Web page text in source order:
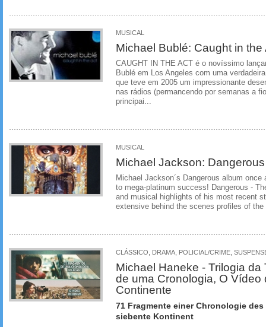
MUSICAL
Michael Bublé: Caught in the
CAUGHT IN THE ACT é o novíssimo
Bublé em Los Angeles com uma
que teve em 2005 um impressionante
nas rádios (permancendo por semanas a
principai...
MUSICAL
Michael Jackson:
Michael Jackson´s Dangerous album
to mega-platinum success! Dangerous -
and musical highlights of his most recent
extensive behind the scenes profiles of
CLÁSSICO, DRAMA, POLICIAL/CRIME,
Michael Haneke - Trilogia
de uma Cronologia, O Vídeo
Continente
71 Fragmente einer Chronologie
siebente Kontinent